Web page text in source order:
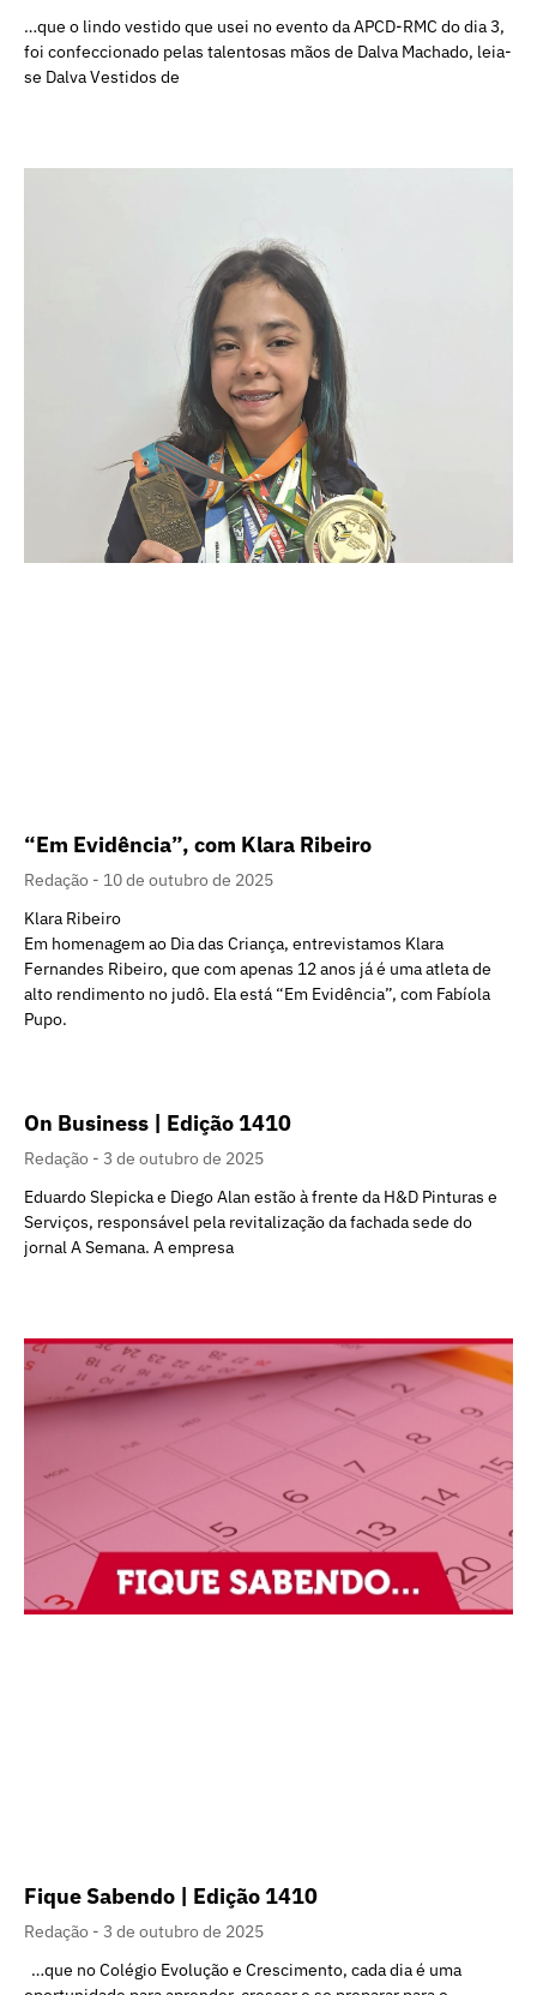
…que o lindo vestido que usei no evento da APCD-RMC do dia 3,
foi confeccionado pelas talentosas mãos de Dalva Machado, leia-
se Dalva Vestidos de
“Em Evidência”, com Klara Ribeiro
Redação
10 de outubro de 2025
Klara Ribeiro
Em homenagem ao Dia das Criança, entrevistamos Klara
Fernandes Ribeiro, que com apenas 12 anos já é uma atleta de
alto rendimento no judô. Ela está “Em Evidência”, com Fabíola
Pupo.
On Business | Edição 1410
Redação
3 de outubro de 2025
Eduardo Slepicka e Diego Alan estão à frente da H&D Pinturas e
Serviços, responsável pela revitalização da fachada sede do
jornal A Semana. A empresa
Fique Sabendo | Edição 1410
Redação
3 de outubro de 2025
…que no Colégio Evolução e Crescimento, cada dia é uma